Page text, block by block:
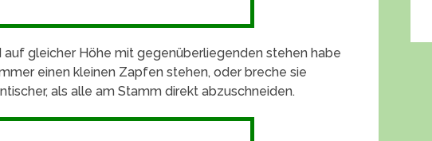
auf gleicher Höhe mit gegenüberliegenden stehen habe
einen kleinen Zapfen stehen, oder breche sie
als alle am Stamm direkt abzuschneiden.